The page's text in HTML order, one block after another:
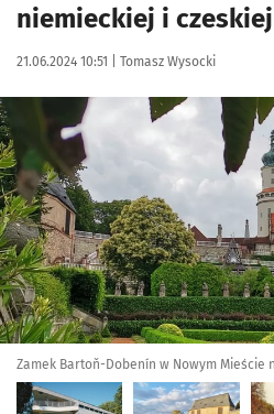
niemieckiej i
Data publikacji:
21.06.2024 10:51 | Autor:
Tomasz Wysocki
Kliknij, aby zobaczyć galerię
Zamek Bartoň-Dobenín w Nowym Mieście